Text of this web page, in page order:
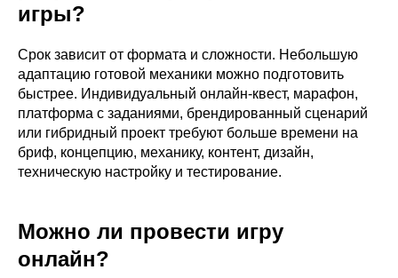
игры?
Срок зависит от формата и сложности. Небольшую
адаптацию готовой механики можно подготовить
быстрее. Индивидуальный онлайн-квест, марафон,
платформа с заданиями, брендированный сценарий
или гибридный проект требуют больше времени на
бриф, концепцию, механику, контент, дизайн,
техническую настройку и тестирование.
Можно ли провести игру
онлайн?